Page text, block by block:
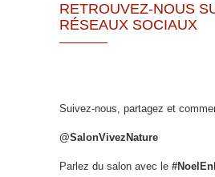
RETROUVEZ-NOUS
RÉSEAUX SOCIAUX
Suivez-nous, partagez et
@SalonVivezNature
Parlez du salon avec le